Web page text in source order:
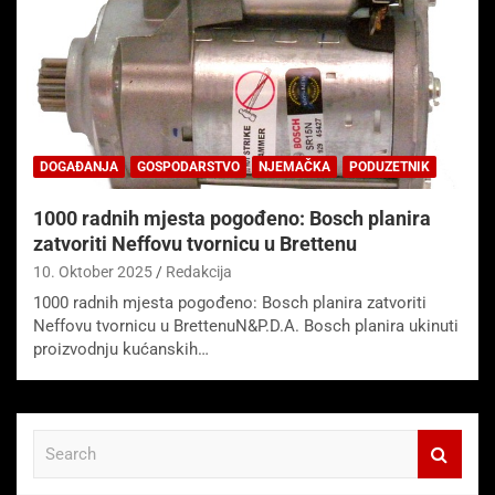
DOGAĐANJA GOSPODARSTVO NJEMAČKA PODUZETNIK
1000 radnih mjesta pogođeno: Bosch planira
zatvoriti Neffovu tvornicu u Brettenu
10. Oktober 2025 Redakcija
1000 radnih mjesta pogođeno: Bosch planira zatvoriti
Neffovu tvornicu u BrettenuN&P.D.A. Bosch planira ukinuti
proizvodnju kućanskih…